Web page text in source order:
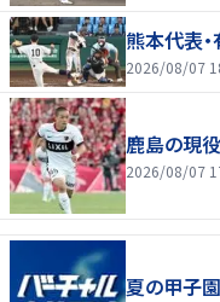
熊本代表
2026/08/07
鹿島の現
2026/08/07
夏の甲子